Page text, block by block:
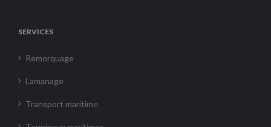
SERVICES
Remorquage
Lamanage
Transport maritime